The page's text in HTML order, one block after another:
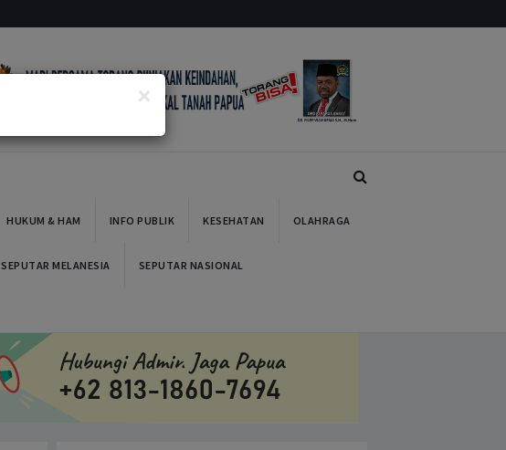
HUKUM & HAM INFO PUBLIK KESEHATAN OLAHRAGA
SEPUTAR MELANESIA SEPUTAR NASIONAL
×
Next